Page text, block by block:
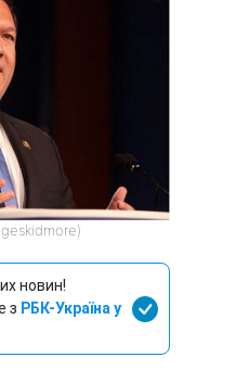
новин!
з РБК-Україна у